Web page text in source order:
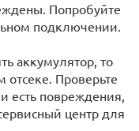
Попробуйте
подключении.
аккумулятор, то
Проверьте
есть повреждения,
центр для